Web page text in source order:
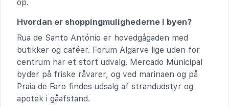
op.
Hvordan er shoppingmulighederne i byen?
Rua de Santo António er hovedgågaden med
butikker og caféer. Forum Algarve lige uden for
centrum har et stort udvalg. Mercado Municipal
byder på friske råvarer, og ved marinaen og på
Praia de Faro findes udsalg af strandudstyr og
apotek i gåafstand.